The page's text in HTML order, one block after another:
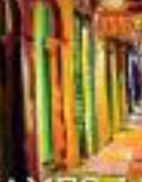
LIRE LA SUITE